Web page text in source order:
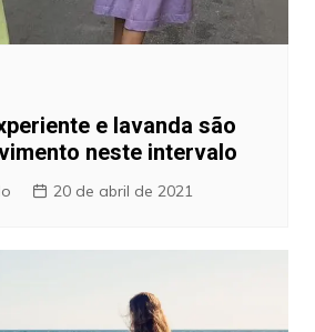
e lavanda são
neste intervalo
20 de abril de 2021